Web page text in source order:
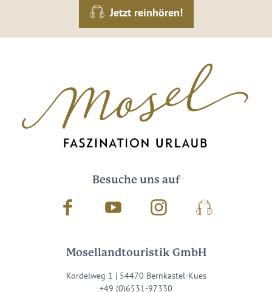
Jetzt reinhören!
Besuche uns auf
Facebook Youtube InstagramPodcast
Mosellandtouristik GmbH
Kordelweg 1 | 54470 Bernkastel-Kues
+49 (0)6531-97330